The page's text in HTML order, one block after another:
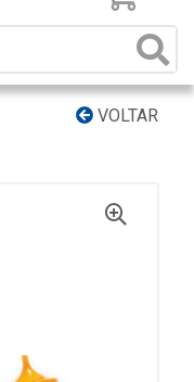
VOLTAR